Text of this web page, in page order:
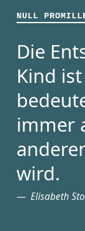
NULL
Die
Kind
immer
wird.
Elisabeth